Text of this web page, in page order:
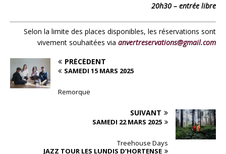
20h30 – entrée libre
Selon la limite des places disponibles, les réservations sont
vivement souhaitées via anvertreservations@gmail.com
PRÉCÉDENT
SAMEDI 15 MARS 2025
Remorque
SUIVANT
SAMEDI 22 MARS 2025
Treehouse Days
JAZZ TOUR LES LUNDIS D’HORTENSE